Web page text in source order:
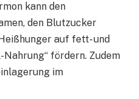
kann den
den Blutzucker
auf fett- und
fördern. Zudem
im